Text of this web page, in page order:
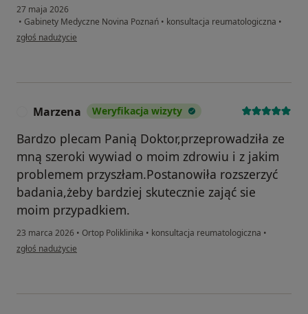
27 maja 2026
• Gabinety Medyczne Novina Poznań • konsultacja reumatologiczna •
w opinii użytkownika M
zgłoś nadużycie
Marzena Weryfikacja wizyty
Bardzo plecam Panią Doktor,przeprowadziła ze
mną szeroki wywiad o moim zdrowiu i z jakim
problemem przyszłam.Postanowiła rozszerzyć
badania,żeby bardziej skutecznie zająć sie
moim przypadkiem.
23 marca 2026 • Ortop Poliklinika • konsultacja reumatologiczna •
w opinii użytkownika Marzena
zgłoś nadużycie